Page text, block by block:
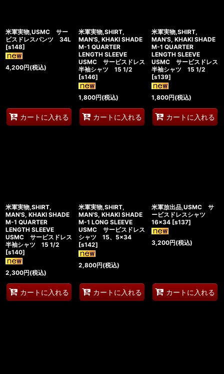
米軍実物,USMC サー
ビスドレスパンツ 34L
[s148]
4,200円(税込)
カートに入れる
米軍実物,SHIRT,
MAN'S, KHAKI SHADE
M-1 QUARTER
LENGTH SLEEVE
USMC サービスドレス
半袖シャツ 15 1/2
[s146]
1,800円(税込)
カートに入れる
米軍実物,SHIRT,
MAN'S, KHAKI SHADE
M-1 QUARTER
LENGTH SLEEVE
USMC サービスドレス
半袖シャツ 15 1/2
[s139]
1,800円(税込)
カートに入れる
米軍実物,SHIRT,
MAN'S, KHAKI SHADE
M-1 QUARTER
LENGTH SLEEVE
USMC サービスドレス
半袖シャツ 15 1/2
[s140]
2,300円(税込)
カートに入れる
米軍実物,SHIRT,
MAN'S, KHAKI SHADE
M-1 LONG SLEEVE
USMC サービスドレス
シャツ 15、5×34
[s142]
2,800円(税込)
カートに入れる
米軍放出品,USMC サ
ービスドレスシャツ
16×34 [s137]
3,200円(税込)
カートに入れる